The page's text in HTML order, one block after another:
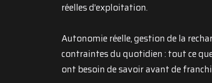
réelles d’exploitation.
Autonomie réelle, gestion de la
contraintes du quotidien : tout ce
ont besoin de savoir avant de